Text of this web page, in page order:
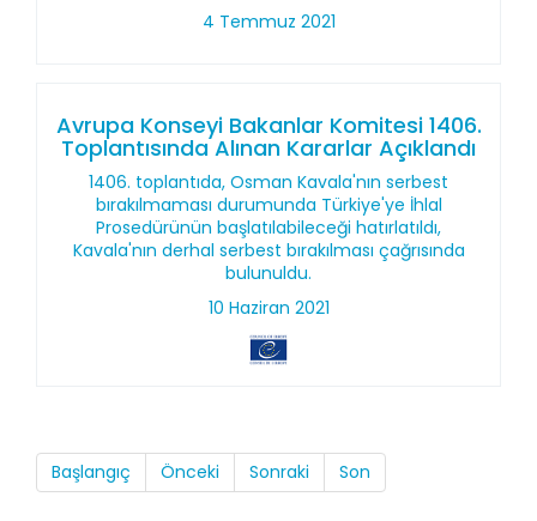
4 Temmuz 2021
Avrupa Konseyi Bakanlar Komitesi 1406.
Toplantısında Alınan Kararlar Açıklandı
1406. toplantıda, Osman Kavala'nın serbest
bırakılmaması durumunda Türkiye'ye İhlal
Prosedürünün başlatılabileceği hatırlatıldı,
Kavala'nın derhal serbest bırakılması çağrısında
bulunuldu.
10 Haziran 2021
Başlangıç Önceki Sonraki Son